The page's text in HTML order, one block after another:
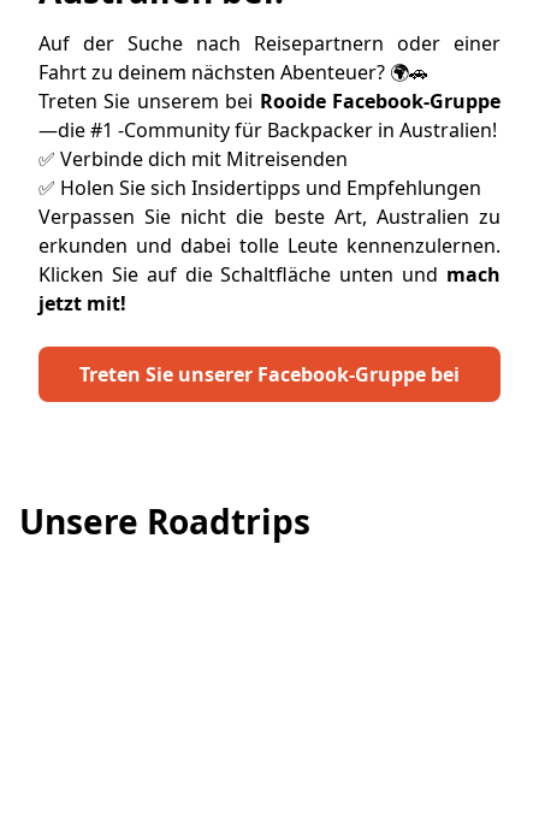
Auf der Suche nach Reisepartnern oder einer
Fahrt zu deinem nächsten Abenteuer? 🌍🚗
Treten Sie unserem bei Rooide Facebook-Gruppe
—die #1 -Community für Backpacker in Australien!
✅ Verbinde dich mit Mitreisenden
✅ Holen Sie sich Insidertipps und Empfehlungen
Verpassen Sie nicht die beste Art, Australien zu
erkunden und dabei tolle Leute kennenzulernen.
Klicken Sie auf die Schaltfläche unten und mach
jetzt mit!
Treten Sie unserer Facebook-Gruppe bei
Unsere Roadtrips